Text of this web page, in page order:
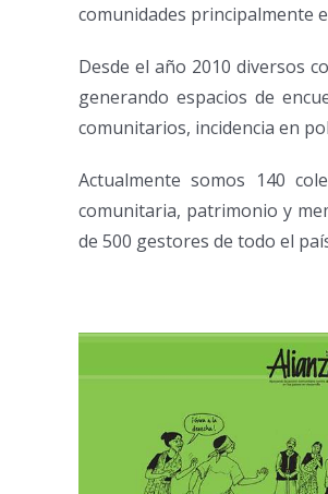
comunidades principalmente
Desde el año 2010 diversos
generando espacios de
comunitarios, incidencia en
Actualmente somos 140
comunitaria, patrimonio y
de 500 gestores de todo el